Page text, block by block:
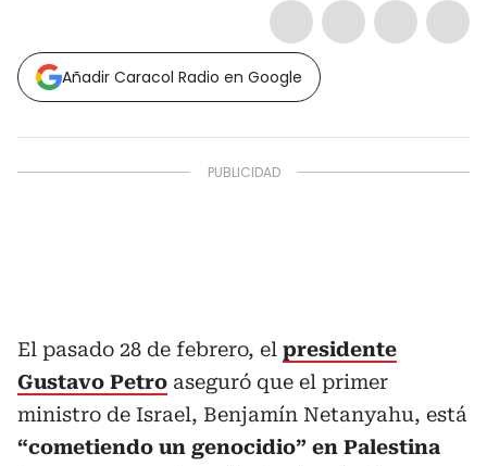
Añadir Caracol Radio en Google
El pasado 28 de febrero, el presidente
Gustavo Petro aseguró que el primer
ministro de Israel, Benjamín Netanyahu, está
“cometiendo un genocidio” en Palestina